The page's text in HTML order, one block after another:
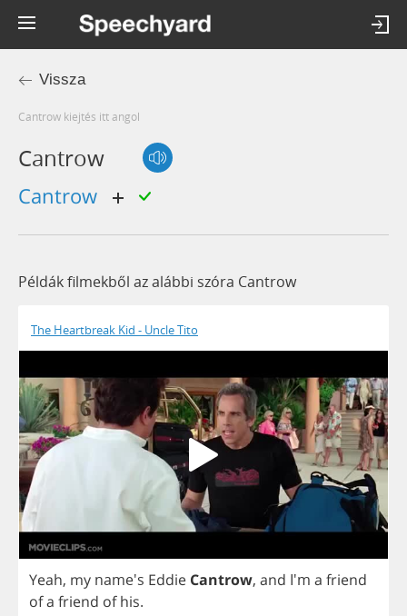
Vissza
cantrow kiejtés itt angol
Cantrow
cantrow
Példák filmekből az alábbi szóra Cantrow
The Heartbreak Kid - Uncle Tito
Yeah, my name's Eddie Cantrow, and I'm a friend
ofa friend of his.